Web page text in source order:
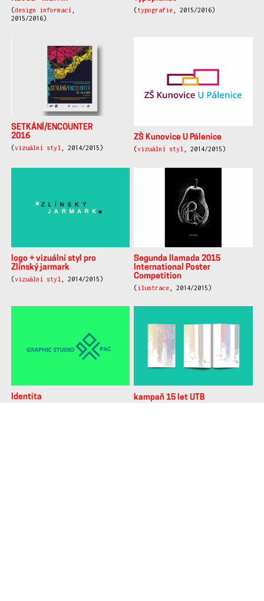
(design informací
2015/2016)
( typografie , 2015/2016)
SETKÁNÍ/ENCOUNTER
2016
(vizuální styl , 2014/2015)
ZŠ Kunovice U Pálenice
(vizuální styl , 2014/2015)
logo + vizuální styl pro
Zlínský jarmark
(vizuální styl , 2014/2015)
Segunda llamada 2015
International Poster
Competition
(ilustrace , 2014/2015)
Identita kampaň 15 let UTB